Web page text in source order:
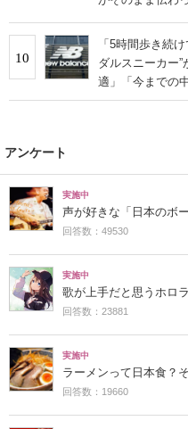
10
「5時間歩き続
ダルスニーカー
適」「今までの
アンケート
実施中
声が好きな「日本のボ
回答数：49530
実施中
歌が上手だと思うホロ
回答数：23881
実施中
ラーメンって日本食？
回答数：19660